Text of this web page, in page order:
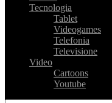
Tecnologia
Tablet
Videogames
Telefonia
Televisione
Video
Cartoons
Youtube